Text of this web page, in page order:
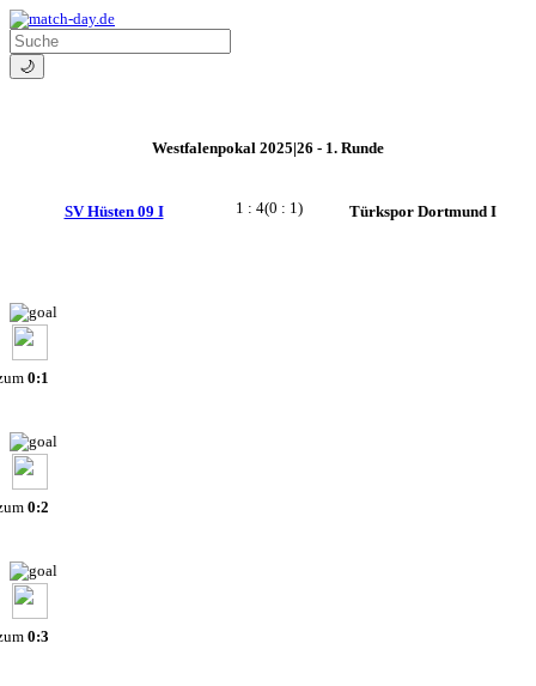
🌙
Westfalenpokal 2025|26 - 1. Runde
SV Hüsten 09 I 1 : 4(0 : 1) Türkspor Dortmund I
0:1
0:2
0:3